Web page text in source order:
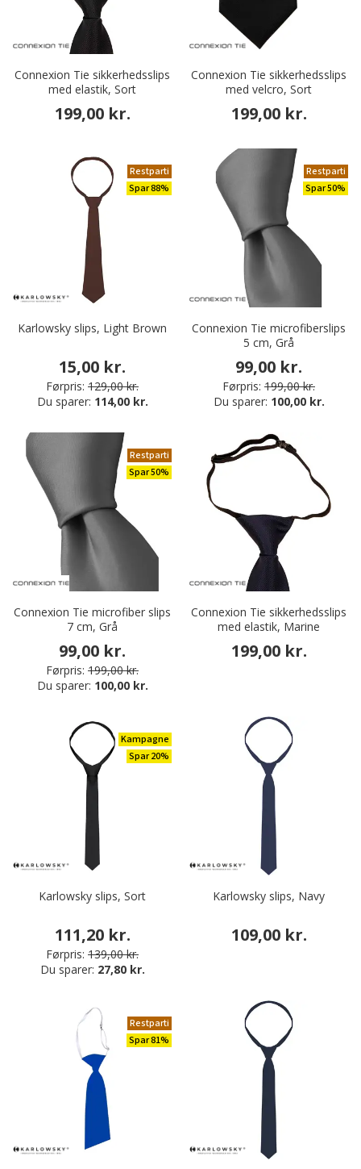
Connexion Tie sikkerhedsslips
med elastik, Sort
199,00 kr.
Connexion Tie sikkerhedsslips
med velcro, Sort
199,00 kr.
Restparti
Spar 88%
Karlowsky slips, Light Brown
15,00 kr.
Førpris: 129,00 kr.
Du sparer: 114,00 kr.
Restparti
Spar 50%
Connexion Tie microfiberslips
5 cm, Grå
99,00 kr.
Førpris: 199,00 kr.
Du sparer: 100,00 kr.
Restparti
Spar 50%
Connexion Tie microfiber slips
7 cm, Grå
99,00 kr.
Førpris: 199,00 kr.
Du sparer: 100,00 kr.
Connexion Tie sikkerhedsslips
med elastik, Marine
199,00 kr.
Kampagne
Spar 20%
Karlowsky slips, Sort
111,20 kr.
Førpris: 139,00 kr.
Du sparer: 27,80 kr.
Karlowsky slips, Navy
109,00 kr.
Restparti
Spar 81%